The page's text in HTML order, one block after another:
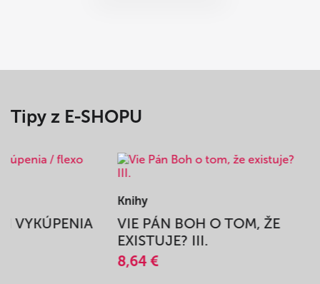
Tipy z E-SHOPU
VYKÚPENIA
Knihy
VIE PÁN BOH O TOM, ŽE
EXISTUJE? III.
8,64 €